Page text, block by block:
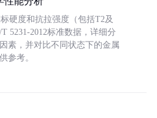
硬度和抗拉强度（包括T2及
5231-2012标准数据，详细分
素，并对比不同状态下的金属
参考。